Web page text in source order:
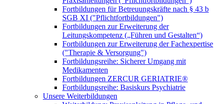
Fortbildungen für Betreuungskräfte nach § 43 b
SGB XI ("Pflichtfortbildungen")
Fortbildungen zur Erweiterung der
Leitungskompetenz („Führen und Gestalten“)
Fortbildungen zur Erweiterung der Fachexpertise
("Therapie & Versorgung")
Fortbildungsreihe: Sicherer Umgang mit
Medikamenten
Fortbildungen ZERCUR GERIATRIE®
Fortbildungsreihe: Basiskurs Psychiatrie
Unsere Weiterbildungen